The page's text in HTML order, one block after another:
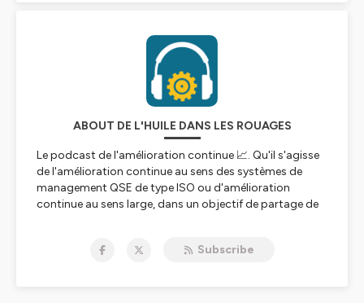
ABOUT DE L'HUILE DANS LES ROUAGES
Le podcast de l'amélioration continue 📈. Qu'il s'agisse
de l'amélioration continue au sens des systèmes de
management QSE de type ISO ou d'amélioration
continue au sens large, dans un objectif de partage de
Subscribe